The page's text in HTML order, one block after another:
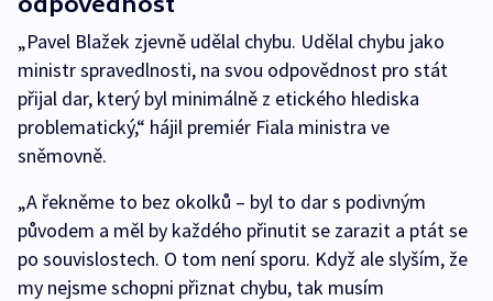
„Pavel Blažek zjevně udělal chybu. Udělal chybu jako
ministr spravedlnosti, na svou odpovědnost pro stát
přijal dar, který byl minimálně z etického hlediska
problematický,“ hájil premiér Fiala ministra ve
sněmovně.
„A řekněme to bez okolků – byl to dar s podivným
původem a měl by každého přinutit se zarazit a ptát se
po souvislostech. O tom není sporu. Když ale slyším, že
my nejsme schopni přiznat chybu, tak musím